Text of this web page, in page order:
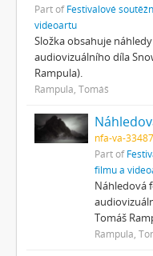
Part ofFestivalové
videoartu
Složka obsahuje
audiovizuálního díla
Rampula).
Rampula, Tomáš
nfa-va-
Part of
filmu a
Náhledová
Tomáš
Rampula,